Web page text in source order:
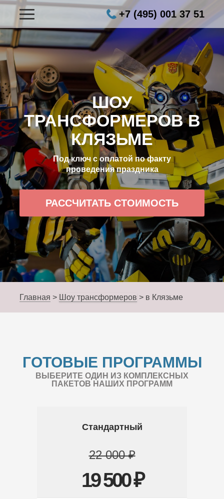
+7 (495) 001 37 51
ШОУ
ТРАНСФОРМЕРОВ В
КЛЯЗЬМЕ
Под ключ с оплатой по факту
проведения праздника
РАССЧИТАТЬ СТОИМОСТЬ
Главная > Шоу трансформеров > в Клязьме
ГОТОВЫЕ ПРОГРАММЫ
ВЫБЕРИТЕ ОДИН ИЗ КОМПЛЕКСНЫХ
ПАКЕТОВ НАШИХ ПРОГРАММ
Стандартный
22 000 ₽
19 500 ₽